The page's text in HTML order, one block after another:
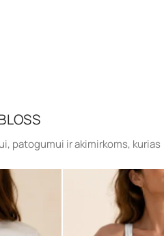
patogumui ir akimirkoms, kurias